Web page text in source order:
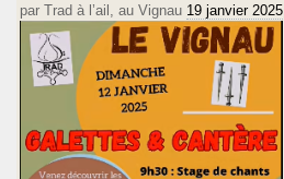
par Trad à l’ail, au Vignau 19 janvier 2025